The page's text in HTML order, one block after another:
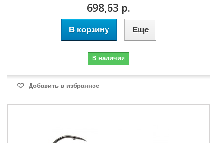
698,63 р.
В корзину Еще
В наличии
Добавить в избранное